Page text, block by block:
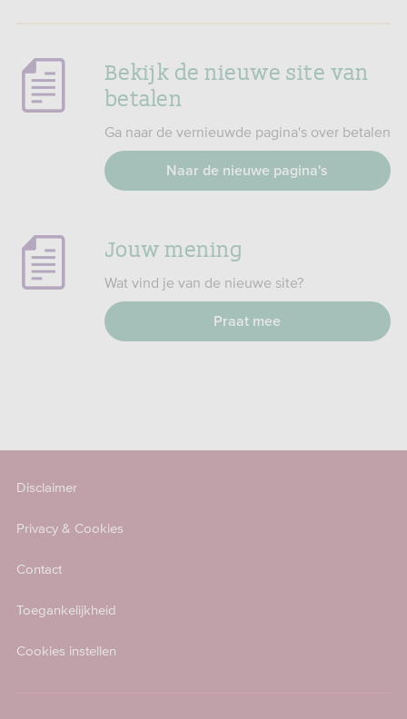
Bekijk de nieuwe site van
betalen
Ga naar de vernieuwde pagina's over betalen
Naar de nieuwe pagina's
Jouw mening
Wat vind je van de nieuwe site?
Praat mee
Disclaimer
Privacy & Cookies
Contact
Toegankelijkheid
Cookies instellen